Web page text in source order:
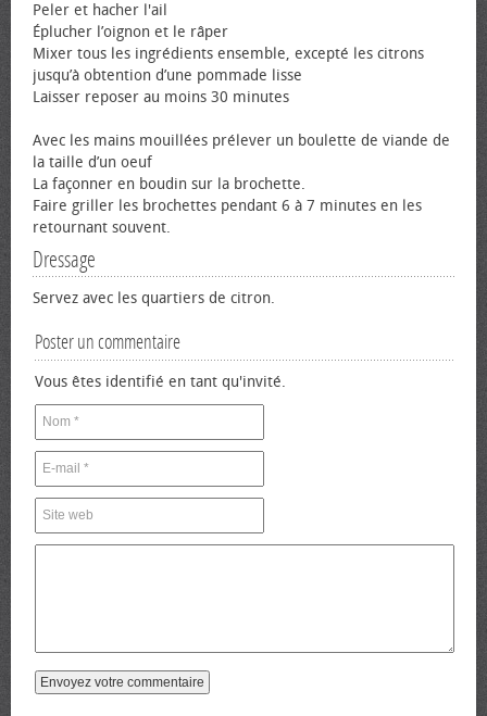
Peler et hacher l'ail
Éplucher l’oignon et le râper
Mixer tous les ingrédients ensemble, excepté les citrons
jusqu’à obtention d’une pommade lisse
Laisser reposer au moins 30 minutes
Avec les mains mouillées prélever un boulette de viande de
la taille d’un œuf
La façonner en boudin sur la brochette.
Faire griller les brochettes pendant 6 à 7 minutes en les
retournant souvent.
Dressage
Servez avec les quartiers de citron.
Poster un commentaire
Vous êtes identifié en tant qu'invité.